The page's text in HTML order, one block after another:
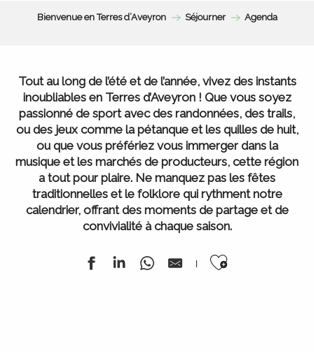
Bienvenue en Terres d’Aveyron Séjourner Agenda
Tout au long de l’été et de l’année, vivez des instants
inoubliables en Terres d’Aveyron ! Que vous soyez
passionné de sport avec des randonnées, des trails,
ou des jeux comme la pétanque et les quilles de huit,
ou que vous préfériez vous immerger dans la
musique et les marchés de producteurs, cette région
a tout pour plaire. Ne manquez pas les fêtes
traditionnelles et le folklore qui rythment notre
calendrier, offrant des moments de partage et de
convivialité à chaque saison.
Ajouter
Festival de la randonnée